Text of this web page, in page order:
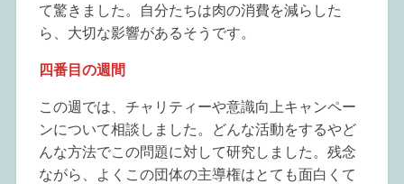
て驚きました。自分たちは肉の消費を減らした
ら、大切な影響があるそうです。
四番目の週間
この週では、チャリティーや意識向上キャンペー
ンについて相談しました。どんな活動をするやど
んな方法でこの問題に対して研究しました。残念
ながら、よくこの団体の主導権はとても面白くて